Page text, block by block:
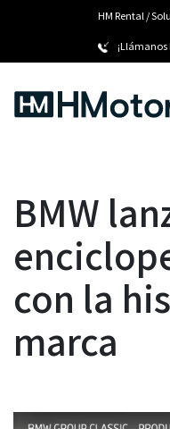
HM Rental /
¡Llámanos
BMW
con la
marca